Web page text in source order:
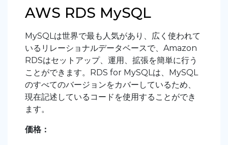
AWS RDS MySQL
MySQLは世界で最も人気があり、広く使われて
いるリレーショナルデータベースで、Amazon
RDSはセットアップ、運用、拡張を簡単に行う
ことができます。RDS for MySQLは、MySQL
のすべてのバージョンをカバーしているため、
現在記述しているコードを使用することができ
ます。
価格：